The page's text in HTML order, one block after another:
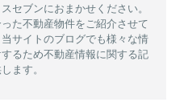
セブンにおまかせください。
た不動産物件をご紹介させて
サイトのブログでも様々な情
るため不動産情報に関する記
ます。